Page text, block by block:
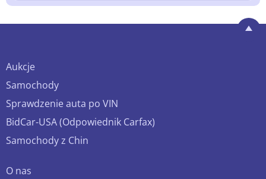
Aukcje
Samochody
Sprawdzenie auta po VIN
BidCar-USA (Odpowiednik Carfax)
Samochody z Chin
O nas